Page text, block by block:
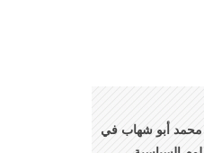
محمد أبو شهاب في